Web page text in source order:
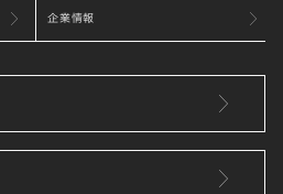
企業情報